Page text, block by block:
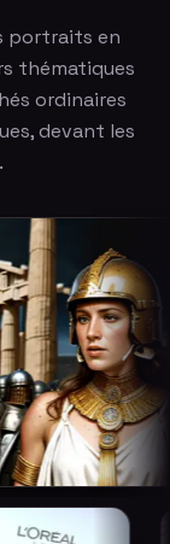
portraits en
thématiques
ordinaires
devant les